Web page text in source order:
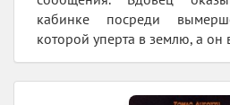
кабинке посреди
которой уперта в землю, а он